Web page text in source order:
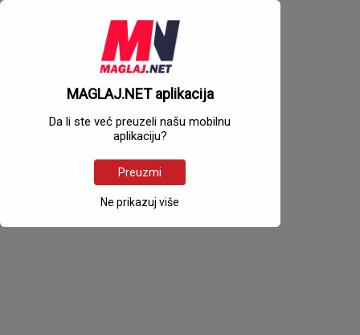
MAGLAJ.NET aplikacija
Da li ste već preuzeli našu mobilnu
aplikaciju?
Preuzmi
Ne prikazuj više